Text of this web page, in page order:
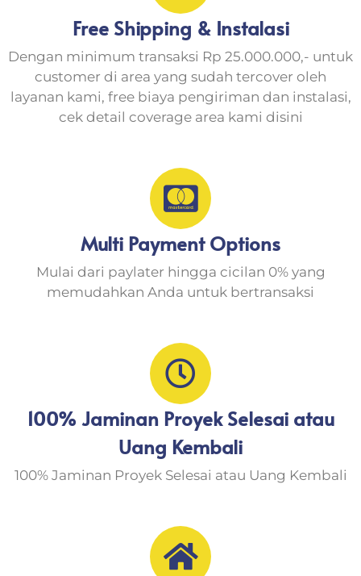
Free Shipping & Instalasi
Dengan minimum transaksi Rp 25.000.000,- untuk
customer di area yang sudah tercover oleh
layanan kami, free biaya pengiriman dan instalasi,
cek detail coverage area kami disini
Multi Payment Options
Mulai dari paylater hingga cicilan 0% yang
memudahkan Anda untuk bertransaksi
100% Jaminan Proyek Selesai atau
Uang Kembali
100% Jaminan Proyek Selesai atau Uang Kembali